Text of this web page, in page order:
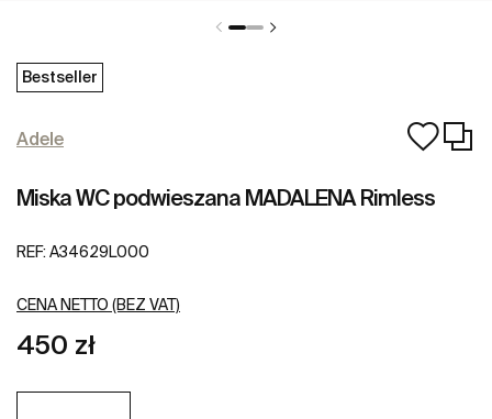
Bestseller
Adele
Miska WC podwieszana MADALENA Rimless
REF: A34629L000
CENA NETTO (BEZ VAT)
450 zł